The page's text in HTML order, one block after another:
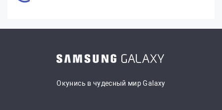
Окунись в чудесный мир Galaxy